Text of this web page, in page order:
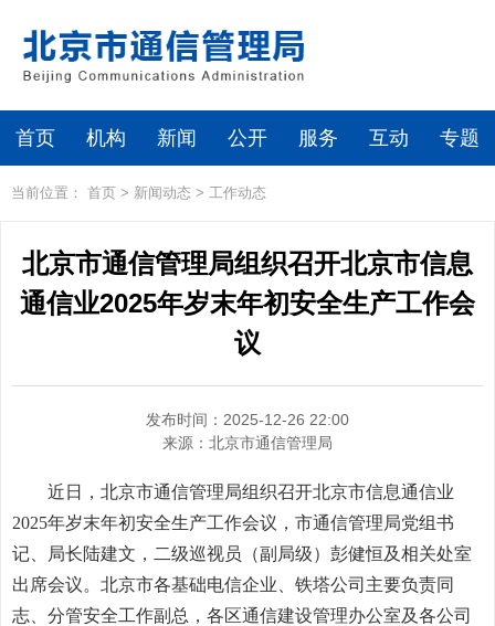
首页 机构 新闻 公开 服务 互动 专题
当前位置： 首页 > 新闻动态 > 工作动态
北京市通信管理局组织召开北京市信息
通信业2025年岁末年初安全生产工作会
议
发布时间：2025-12-26 22:00
来源： 北京市通信管理局
近日，北京市通信管理局组织召开北京市信息通信业
2025年岁末年初安全生产工作会议，市通信管理局党组书
记、局长陆建文，二级巡视员（副局级）彭健恒及相关处室
出席会议。北京市各基础电信企业、铁塔公司主要负责同
志、分管安全工作副总，各区通信建设管理办公室及各公司